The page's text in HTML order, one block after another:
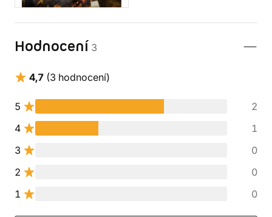
Hodnocení 3
4,7 (3 hodnocení)
5
2
4
1
3
0
2
0
1
0